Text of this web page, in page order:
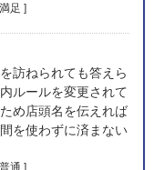
足 ]
訪ねられても答えら
ルールを変更されて
め店頭名を伝えれば
を使わずに済まない
通 ]